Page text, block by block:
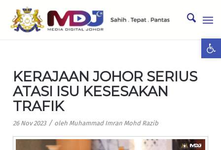
KERAJAAN JOHOR SERIUS
ATASI ISU KESESAKAN
TRAFIK
26 Nov 2023 / oleh Muhammad Imran Mohd Razib